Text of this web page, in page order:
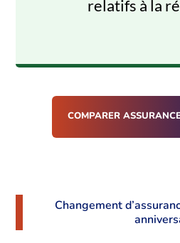
relatifs à la
COMPARER
Changement